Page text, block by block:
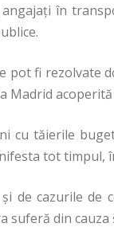
în
pot fi rezolvate
Madrid
cu tăierile
tot timpul,
de cazurile de
suferă din